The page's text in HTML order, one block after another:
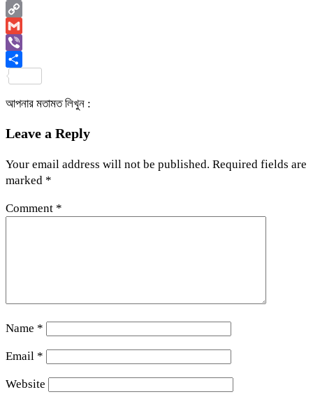
Email
Copy
Link
Gmail
Viber
আপনার মতামত লিখুন :
Leave a Reply
Your email address will not be published. Required fields are
marked *
Comment *
Name *
Email *
Website